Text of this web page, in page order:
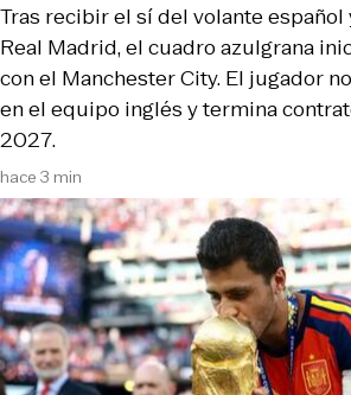
hace 3 min
Tras recibir el sí del volante español
Real Madrid, el cuadro azulgrana
con el Manchester City. El jugador
en el equipo inglés y termina
2027.